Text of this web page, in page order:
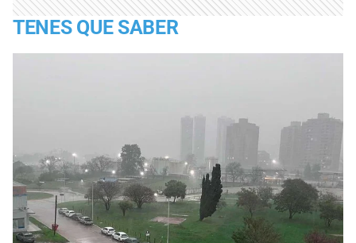
TENES QUE SABER